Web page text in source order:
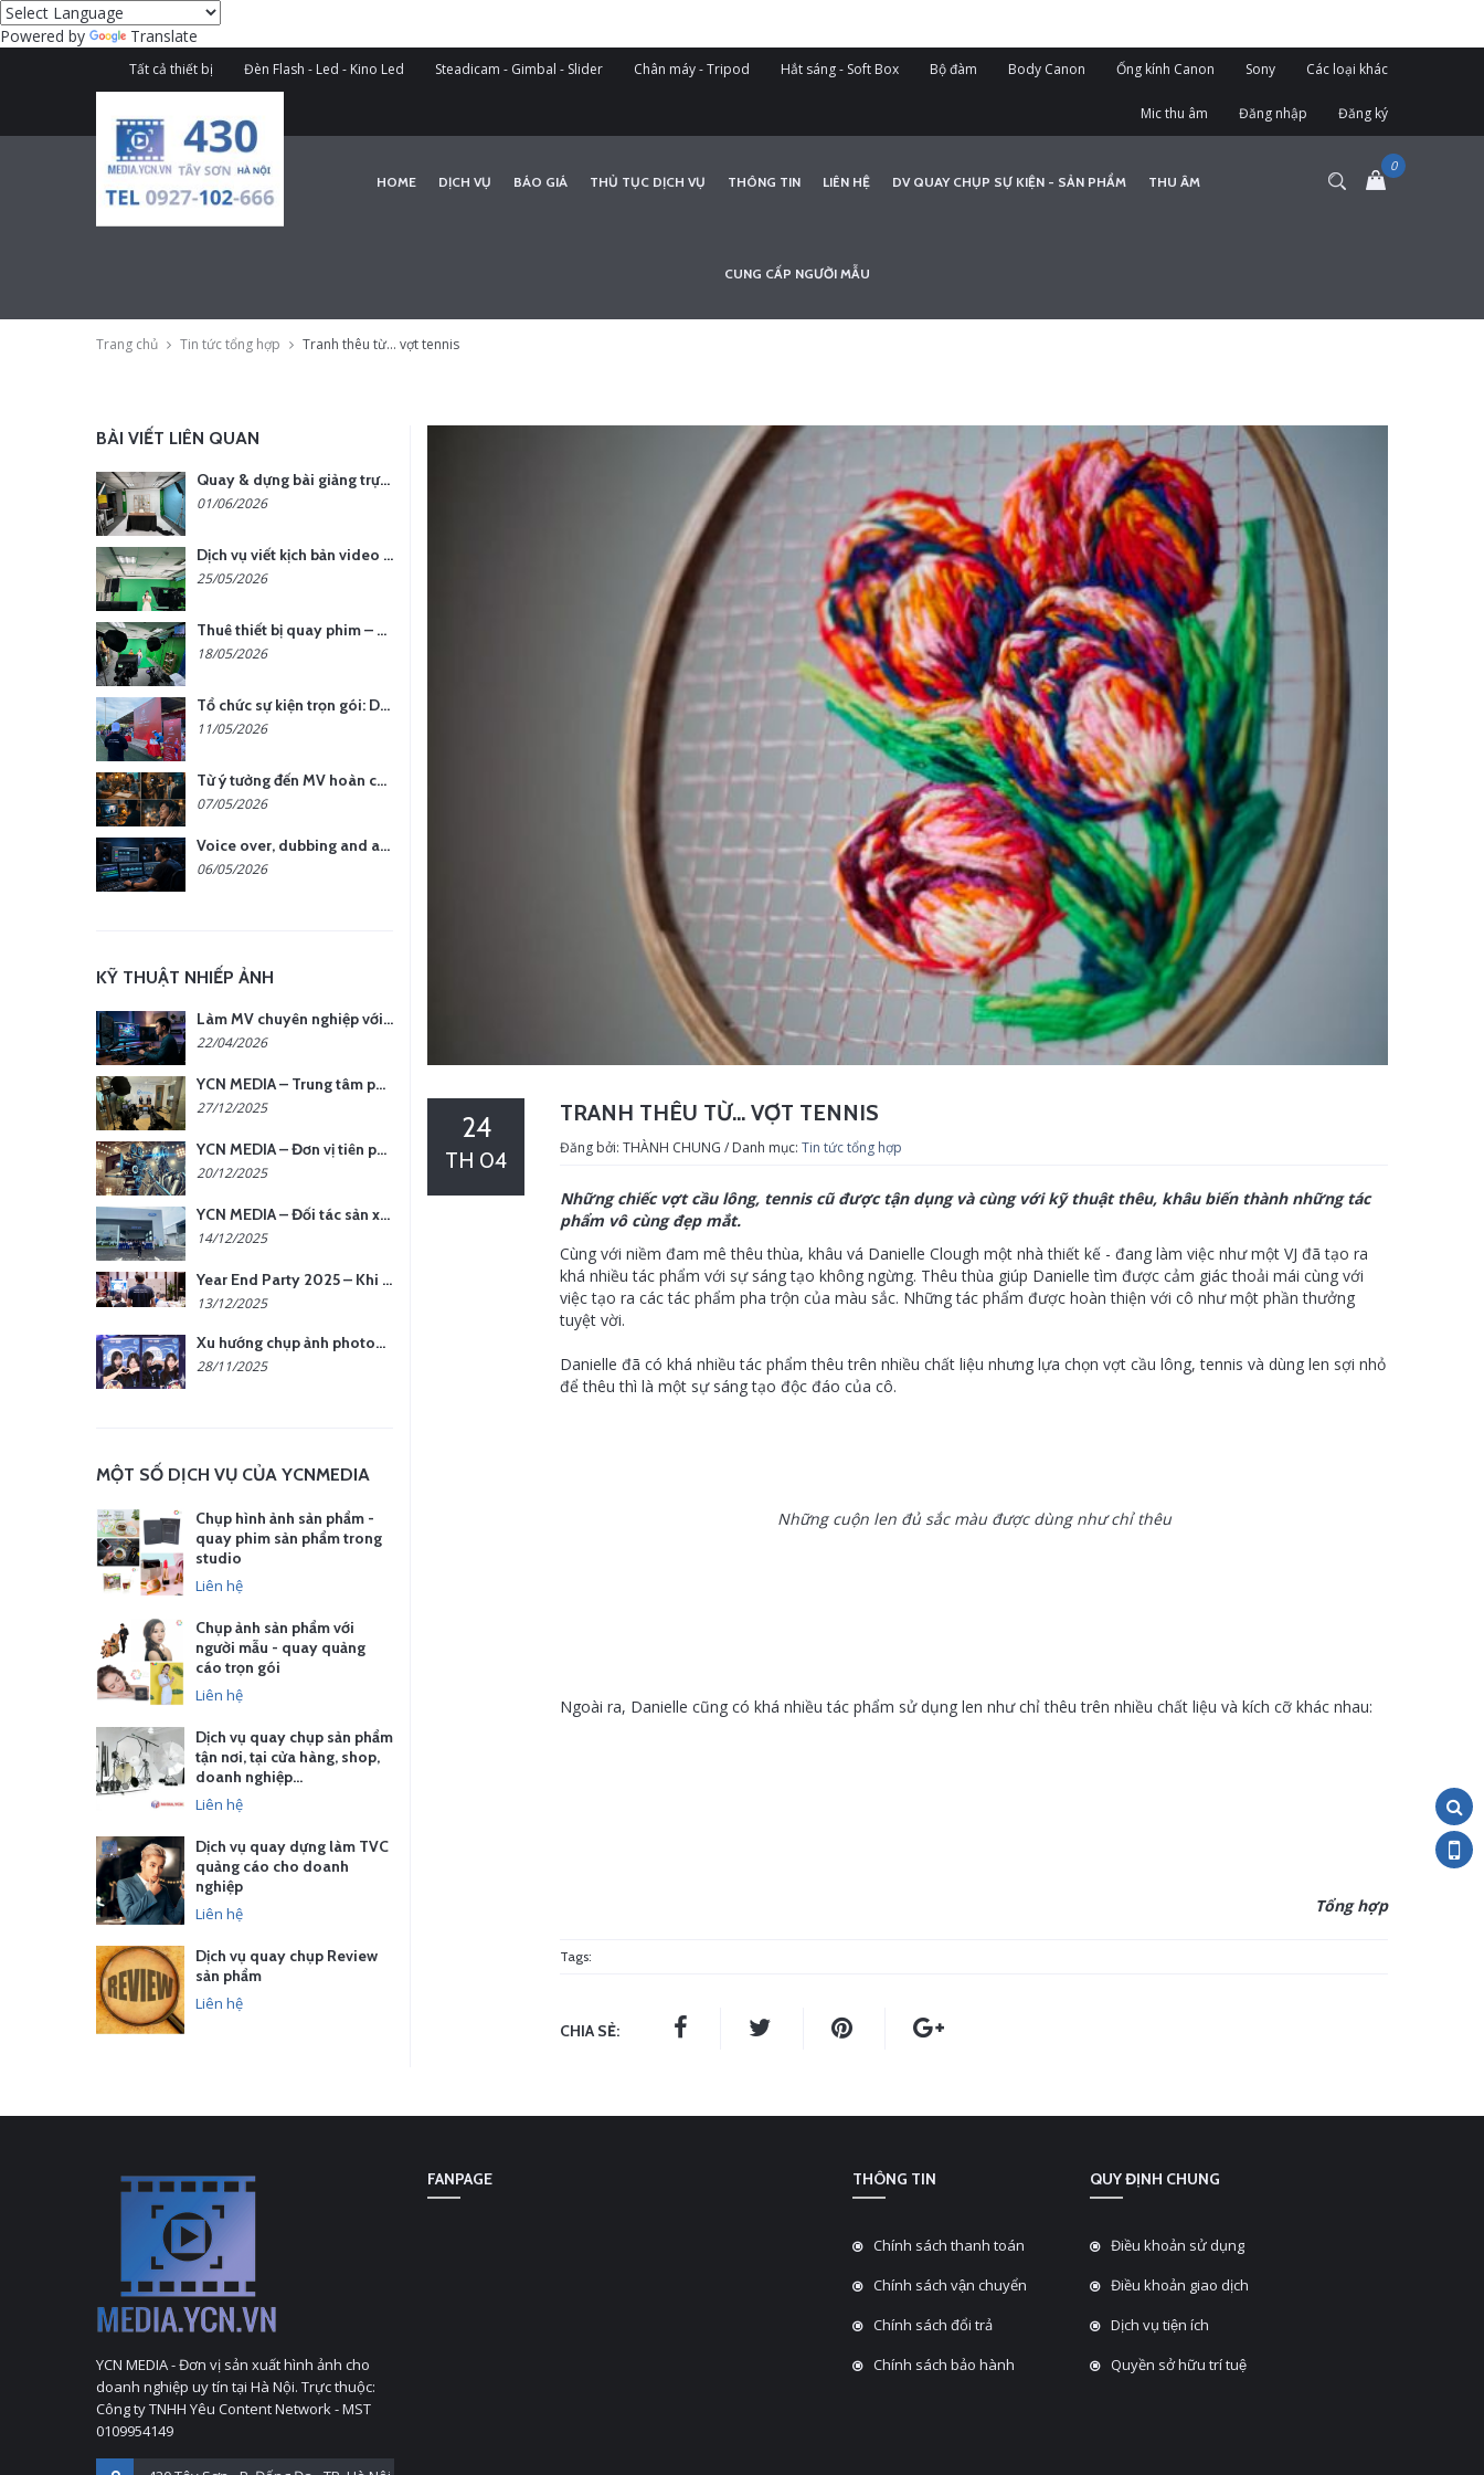
Powered by Translate
Tất cả thiết bị Đèn Flash - Led - Kino Led Steadicam - Gimbal - Slider Chân máy - Tripod Hắt sáng - Soft Box Bộ đàm Body Canon Ống kính Canon Sony Các loại khác
Mic thu âm Đăng nhập Đăng ký
HOME DỊCH VỤ BÁO GIÁ THỦ TỤC DỊCH VỤ THÔNG TIN LIÊN HỆ DV QUAY CHỤP SỰ KIỆN - SẢN PHẨM THU ÂM
CUNG CẤP NGƯỜI MẪU
Trang chủ Tin tức tổng hợp Tranh thêu từ... vợt tennis
TRANH THÊU TỪ... VỢT TENNIS
24
TH 04 Đăng bởi: THÀNH CHUNG / Danh mục: Tin tức tổng hợp
Những chiếc vợt cầu lông, tennis cũ được tận dụng và cùng với kỹ thuật thêu, khâu biến thành những tác
phẩm vô cùng đẹp mắt.
Cùng với niềm đam mê thêu thùa, khâu vá Danielle Clough một nhà thiết kế - đang làm việc như một VJ đã tạo ra
khá nhiều tác phẩm với sự sáng tạo không ngừng. Thêu thùa giúp Danielle tìm được cảm giác thoải mái cùng với
việc tạo ra các tác phẩm pha trộn của màu sắc. Những tác phẩm được hoàn thiện với cô như một phần thưởng
tuyệt vời.
Danielle đã có khá nhiều tác phẩm thêu trên nhiều chất liệu nhưng lựa chọn vợt cầu lông, tennis và dùng len sợi nhỏ
để thêu thì là một sự sáng tạo độc đáo của cô.
Những cuộn len đủ sắc màu được dùng như chỉ thêu
Ngoài ra, Danielle cũng có khá nhiều tác phẩm sử dụng len như chỉ thêu trên nhiều chất liệu và kích cỡ khác nhau:
Tổng hợp
Tags:
CHIA SẺ:
BÀI VIẾT LIÊN QUAN
Quay & dựng bài giảng trực tuyến – Xu hướng đào tạo thời đại số
01/06/2026
Dịch vụ viết kịch bản video – Bước quan trọng quyết định thành công nội dung
25/05/2026
Thuê thiết bị quay phim – chụp ảnh: Giải pháp tối ưu chi phí cho doanh nghiệp
18/05/2026
Tổ chức sự kiện trọn gói: Doanh nghiệp được gì khi chọn đơn vị chuyên nghiệp?
11/05/2026
Từ ý tưởng đến MV hoàn chỉnh: giải pháp trọn gói tại YCN Media
07/05/2026
Voice over, dubbing and audio production services in Vietnam for global content
06/05/2026
KỸ THUẬT NHIẾP ẢNH
Làm MV chuyên nghiệp với chi phí tối ưu: nên chọn quay thực tế hay video AI?
22/04/2026
YCN MEDIA – Trung tâm phụ kiện quay chụp tại Hà Nội
27/12/2025
YCN MEDIA – Đơn vị tiên phong sản xuất hình ảnh & âm thanh bằng AI tại Hà Nội
20/12/2025
YCN MEDIA – Đối tác sản xuất hình ảnh chuyên nghiệp cho doanh nghiệp tại Hà Nội
14/12/2025
Year End Party 2025 – Khi Khoảnh Khắc Trở Thành Dấu Ấn | Gói Ưu Đãi Tháng 12 Từ YCN Media
13/12/2025
Xu hướng chụp ảnh photobooth tại các sự kiện hiện nay
28/11/2025
MỘT SỐ DỊCH VỤ CỦA YCNMEDIA
Chụp hình ảnh sản phẩm -
quay phim sản phẩm trong
studio
Liên hệ
Chụp ảnh sản phẩm với
người mẫu - quay quảng
cáo trọn gói
Liên hệ
Dịch vụ quay chụp sản phẩm
tận nơi, tại cửa hàng, shop,
doanh nghiệp…
Liên hệ
Dịch vụ quay dựng làm TVC
quảng cáo cho doanh
nghiệp
Liên hệ
Dịch vụ quay chụp Review
sản phẩm
Liên hệ
YCN MEDIA - Đơn vị sản xuất hình ảnh cho
doanh nghiệp uy tín tại Hà Nội. Trực thuộc:
Công ty TNHH Yêu Content Network - MST
0109954149
FANPAGE THÔNG TIN
Chính sách thanh toán
Chính sách vận chuyển
Chính sách đổi trả
Chính sách bảo hành
QUY ĐỊNH CHUNG
Điều khoản sử dụng
Điều khoản giao dịch
Dịch vụ tiện ích
Quyền sở hữu trí tuệ